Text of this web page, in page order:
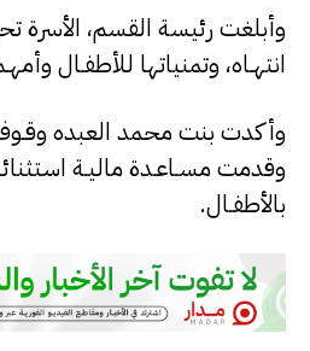
وأبلغت رئيسة القسم، الأسرة
انتهـاه، وتمنياتها للأطفـال
وأكدت بنت محمد العبده
وقدمت مسـاعـدة ماليـة
بالأطفـال.